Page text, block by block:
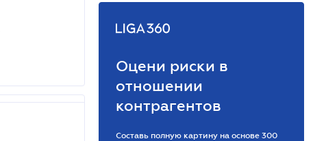
Оцени риски в
отношении
контрагентов
Составь полную картину на основе 300